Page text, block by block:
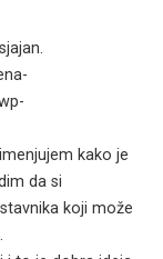
kako je
da si
koji može